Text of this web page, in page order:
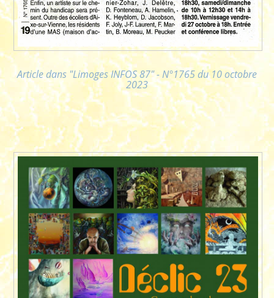
Article dans "Limoges INFOS 87" - N°1765 du 10 octobre
2023